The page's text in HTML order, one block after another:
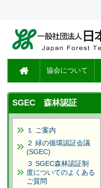
協会について
SGEC 森林認証
１ ご案内
２ 緑の循環認証会議
(SGEC)
３ SGEC森林認証制
度についてのよくある
ご質問